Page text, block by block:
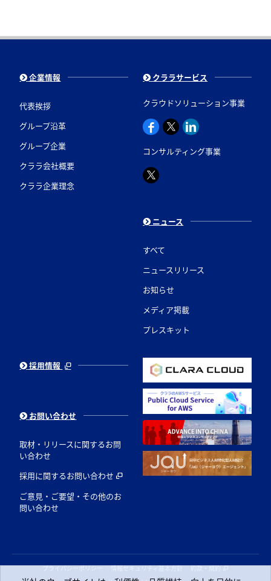
企業情報
代表挨拶
グループ沿革
グループ企業
クララ会社概要
クララ企業理念
クララサービス
クラウドソリューション事業
コンサルティング事業
ニュース
すべて
ニュースリリース
お知らせ
メディア掲載
プレスキット
採用情報
お問い合わせ
取材・リリースに関するお問
い合わせ
採用に関するお問い合わせ
ご意見・ご要望・その他のお
問い合わせ
プライバシーポリシー 情報セキュリティ基本方針
約款・規約